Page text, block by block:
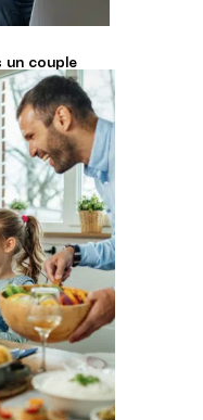
un couple